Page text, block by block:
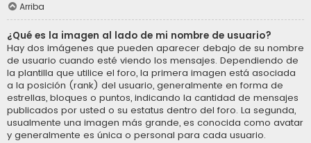
Arriba
¿Qué es la imagen al lado de mi nombre de usuario?
Hay dos imágenes que pueden aparecer debajo de su nombre
de usuario cuando esté viendo los mensajes. Dependiendo de
la plantilla que utilice el foro, la primera imagen está asociada
a la posición (rank) del usuario, generalmente en forma de
estrellas, bloques o puntos, indicando la cantidad de mensajes
publicados por usted o su estatus dentro del foro. La segunda,
usualmente una imagen más grande, es conocida como avatar
y generalmente es única o personal para cada usuario.